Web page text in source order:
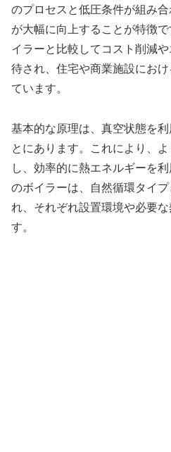
のプロセスと低圧条件が組み
が大幅に向上することが特徴
イラーと比較してコスト削減
待され、住宅や商業施設にお
ています。
基本的な原理は、真空状態を
とにあります。これにより、
し、効率的に熱エネルギーを
のボイラーは、自然循環タイ
れ、それぞれ設置環境や必要
す。